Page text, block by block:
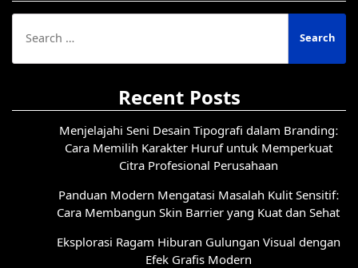
Search
for:
Recent Posts
Menjelajahi Seni Desain Tipografi dalam Branding:
Cara Memilih Karakter Huruf untuk Memperkuat
Citra Profesional Perusahaan
Panduan Modern Mengatasi Masalah Kulit Sensitif:
Cara Membangun Skin Barrier yang Kuat dan Sehat
Eksplorasi Ragam Hiburan Gulungan Visual dengan
Efek Grafis Modern